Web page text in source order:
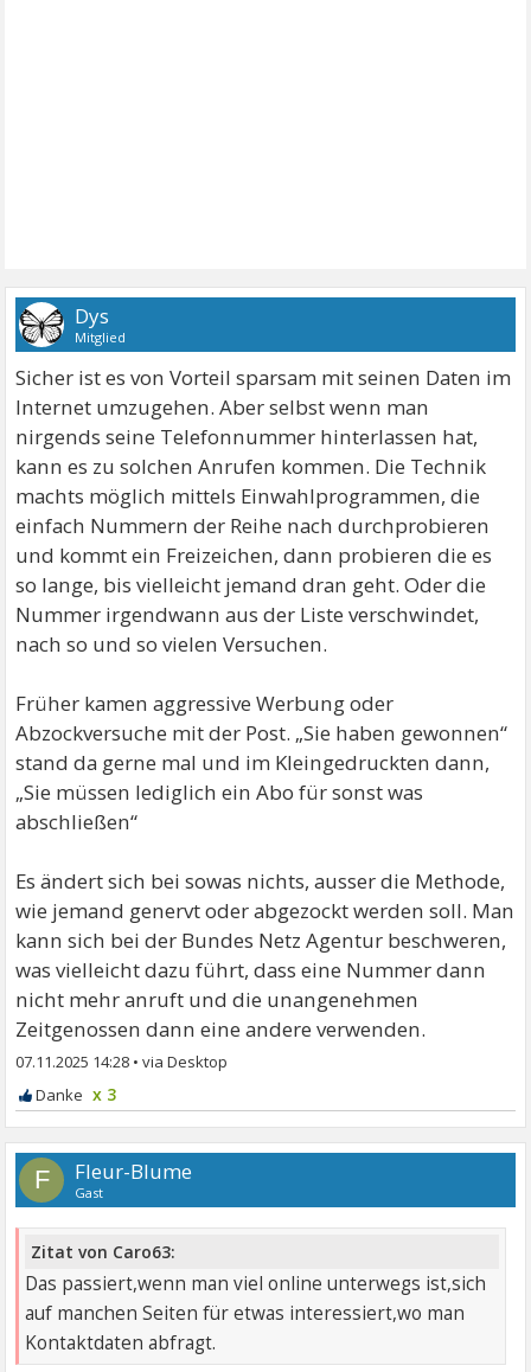
Dys
Mitglied
Sicher ist es von Vorteil sparsam mit seinen Daten im
Internet umzugehen. Aber selbst wenn man
nirgends seine Telefonnummer hinterlassen hat,
kann es zu solchen Anrufen kommen. Die Technik
machts möglich mittels Einwahlprogrammen, die
einfach Nummern der Reihe nach durchprobieren
und kommt ein Freizeichen, dann probieren die es
so lange, bis vielleicht jemand dran geht. Oder die
Nummer irgendwann aus der Liste verschwindet,
nach so und so vielen Versuchen.
Früher kamen aggressive Werbung oder
Abzockversuche mit der Post. „Sie haben gewonnen“
stand da gerne mal und im Kleingedruckten dann,
„Sie müssen lediglich ein Abo für sonst was
abschließen“
Es ändert sich bei sowas nichts, ausser die Methode,
wie jemand genervt oder abgezockt werden soll. Man
kann sich bei der Bundes Netz Agentur beschweren,
was vielleicht dazu führt, dass eine Nummer dann
nicht mehr anruft und die unangenehmen
Zeitgenossen dann eine andere verwenden.
07.11.2025 14:28 •
x 3
F Fleur-Blume
Gast
Zitat von Caro63:
Das passiert,wenn man viel online unterwegs ist,sich
auf manchen Seiten für etwas interessiert,wo man
Kontaktdaten abfragt.